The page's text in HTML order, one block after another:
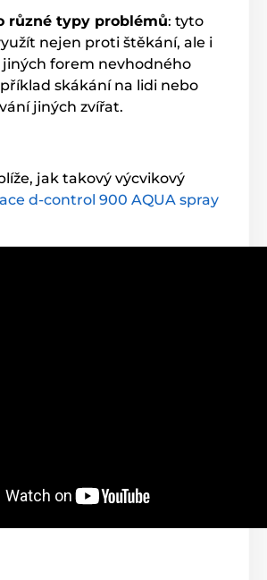
různé typy problémů: tyto
nejen proti štěkání, ale i
forem nevhodného
skákání na lidi nebo
jiných zvířat.
jak takový výcvikový
d-control 900 AQUA spray